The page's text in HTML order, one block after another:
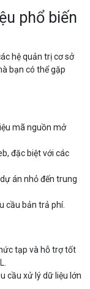
phổ biến
hệ quản trị cơ sở
bạn có thể gặp
mã nguồn mở
đặc biệt với các
án nhỏ đến trung
cầu bản trả phí.
tạp và hỗ trợ tốt
cầu xử lý dữ liệu lớn